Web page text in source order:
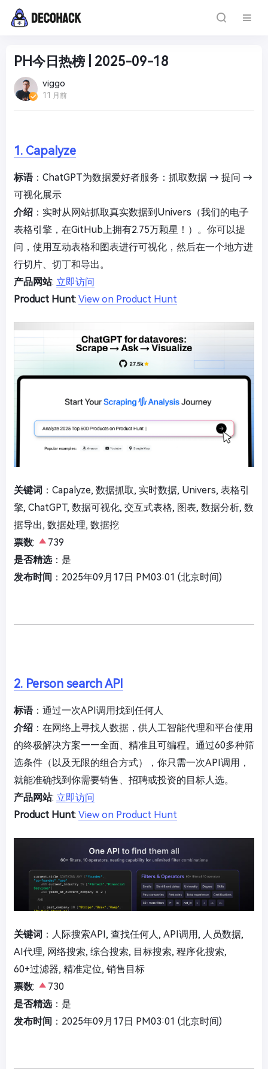
PH今日热榜 | 2025-09-18
viggo
11 月前
1. Capalyze
标语：ChatGPT为数据爱好者服务：抓取数据 → 提问 →
可视化展示
介绍 ：实时从网站抓取真实数据到Univers（我们的电子
表格引擎，在GitHub上拥有2.75万颗星！）。你可以提
问，使用互动表格和图表进行可视化，然后在一个地方进
行切片、切丁和导出。
产品网站: 立即访问
Product Hunt: View on Product Hunt
关键词 ：Capalyze, 数据抓取, 实时数据, Univers, 表格引
擎, ChatGPT, 数据可视化, 交互式表格, 图表, 数据分析, 数
据导出, 数据处理, 数据挖
票数:
739
是否精选：是
发布时间 ：2025年09月17日 PM03:01 (北京时间)
2. Person search API
标语：通过一次API调用找到任何人
介绍 ：在网络上寻找人数据，供人工智能代理和平台使用
的终极解决方案——全面、精准且可编程。通过60多种筛
选条件（以及无限的组合方式），你只需一次API调用，
就能准确找到你需要销售、招聘或投资的目标人选。
产品网站: 立即访问
Product Hunt: View on Product Hunt
关键词 ：人际搜索API, 查找任何人, API调用, 人员数据,
AI代理, 网络搜索, 综合搜索, 目标搜索, 程序化搜索,
60+过滤器, 精准定位, 销售目标
票数:
730
是否精选：是
发布时间 ：2025年09月17日 PM03:01 (北京时间)